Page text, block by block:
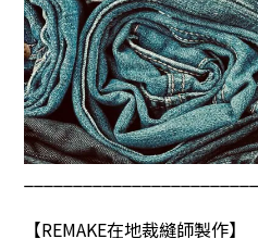
【REMAKE在地裁縫師製作】